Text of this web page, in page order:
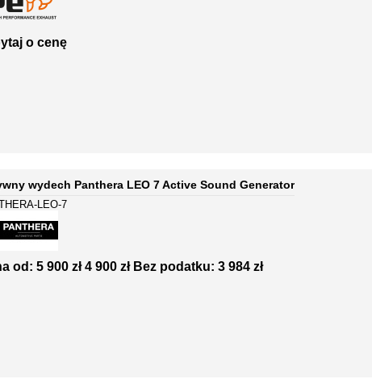
o cenę
wydech Panthera LEO 7 Active Sound Generator
LEO-7
od: 5 900 zł 4 900 zł Bez podatku: 3 984 zł